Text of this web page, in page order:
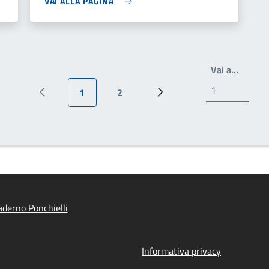
Pagina precedente
Pagina attuale
1
Pagina
2
Prossima pagina
Vai a…Write
Ponchielli
Informativa privacy